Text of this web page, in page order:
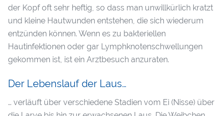
der Kopf oft sehr heftig, so dass man unwillkürlich kratzt
und kleine Hautwunden entstehen, die sich wiederum
entzünden können. Wenn es zu bakteriellen
Hautinfektionen oder gar Lymphknotenschwellungen
gekommen ist, ist ein Arztbesuch anzuraten.
Der Lebenslauf der Laus…
… verläuft über verschiedene Stadien vom Ei (Nisse) über